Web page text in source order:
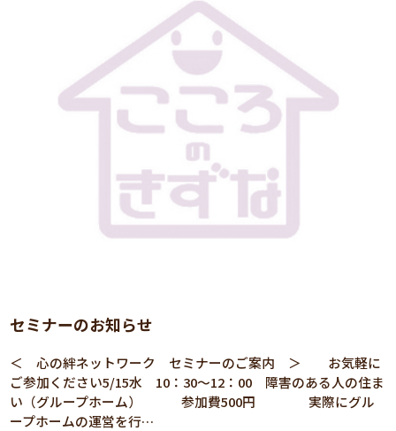
セミナーのお知らせ
＜ 心の絆ネットワーク セミナーのご案内 ＞ お気軽に
ご参加ください5/15水 10：30～12：00 障害のある人の住ま
い（グループホーム） 参加費500円 実際にグル
ープホームの運営を行…